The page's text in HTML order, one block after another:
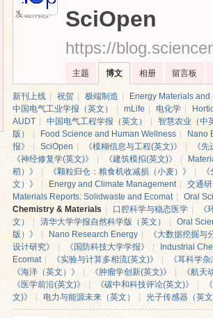
发送消息
SciOpen
https://
主题 博文 相册 留言板
新刊上线 祝贺 极端制造
Energy Materials and
中国电气工业学报（英文）
mLife 电化学
AUDT
中国电气工程学报（英文）
智慧农业（中
版）
| Food Science and Human Wellness
Nano
报》
SciOpen 《模糊信息与工程(英文)》
《
《神经修复学(英文)》
《建筑模拟(英文)》
稻）》
《颗粒归仓：粮食机收减损（小麦）》
文）》
Energy and Climate Management
交通
Materials Reports: Solidwaste and Ecomat
Oral
Chemistry & Materials
口腔科学与稳态医学
文）
清华大学学报自然科学版（英文）
Oral
版）》
Nano Research Energy |
《大数据挖掘与
设计研究》
《国防科技大学学报》 |
Industrial
Ecomat
《实验与计算多相流(英文)》
《耳科学
《海洋（英文）》
《肿瘤学创新(英文)》
《航天
《医学前沿(英文)》
《碳中和科技评论(英文)》
文)》
电力与能源未来（英文） 光子传感器（英